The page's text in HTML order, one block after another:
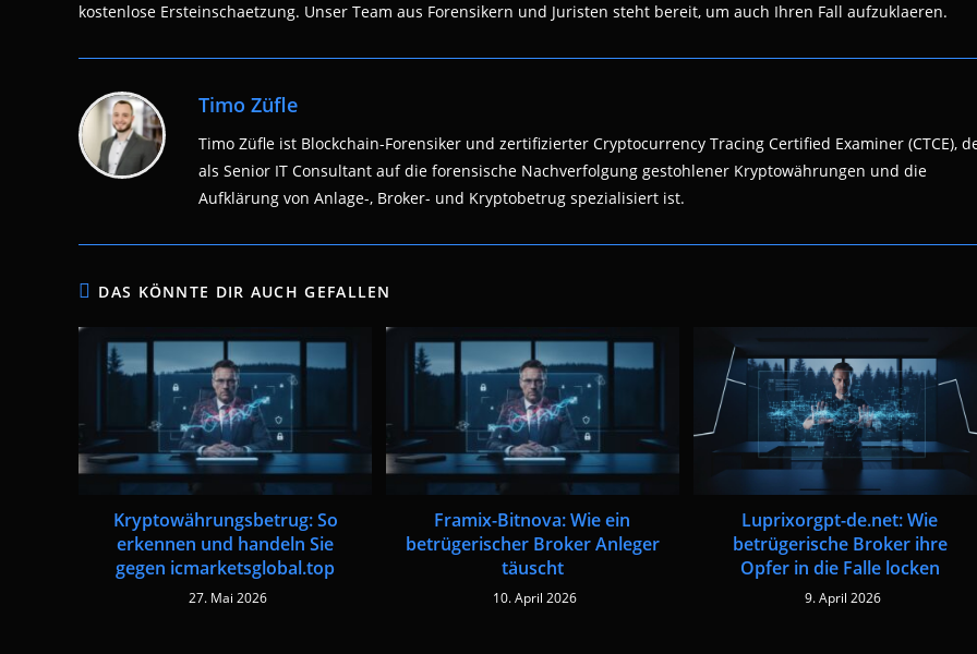
kostenlose Ersteinschaetzung. Unser Team aus Forensikern und Juristen steht bereit, um auch Ihren Fall aufzuklaeren.
Timo Züfle
Timo Züfle ist Blockchain-Forensiker und zertifizierter Cryptocurrency Tracing Certified Examiner (CTCE),
als Senior IT Consultant auf die forensische Nachverfolgung gestohlener Kryptowährungen und die
Aufklärung von Anlage-, Broker- und Kryptobetrug spezialisiert ist.
DAS KÖNNTE DIR AUCH GEFALLEN
Kryptowährungsbetrug: So
erkennen und handeln Sie
gegen icmarketsglobal.top
27. Mai 2026
Framix-Bitnova: Wie ein
betrügerischer Broker Anleger
täuscht
10. April 2026
Luprixorgpt-de.net: Wie
betrügerische Broker ihre
Opfer in die Falle locken
9. April 2026